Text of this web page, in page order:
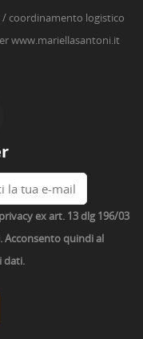
/ coordinamento logistico
www.mariellasantoni.it
ex art. 13 dlg 196/03
Acconsento quindi al
dati.